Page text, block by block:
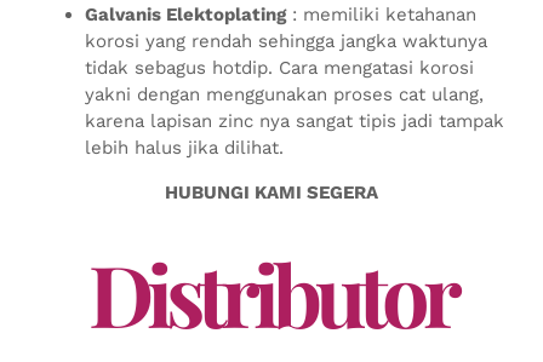
Galvanis Elektoplating: memiliki ketahanan
korosi yang rendah sehingga jangka waktunya
tidak sebagus hotdip. Cara mengatasi korosi
yakni dengan menggunakan proses cat ulang,
karena lapisan zinc nya sangat tipis jadi tampak
lebih halus jika dilihat.
HUBUNGI KAMI SEGERA
Distributor